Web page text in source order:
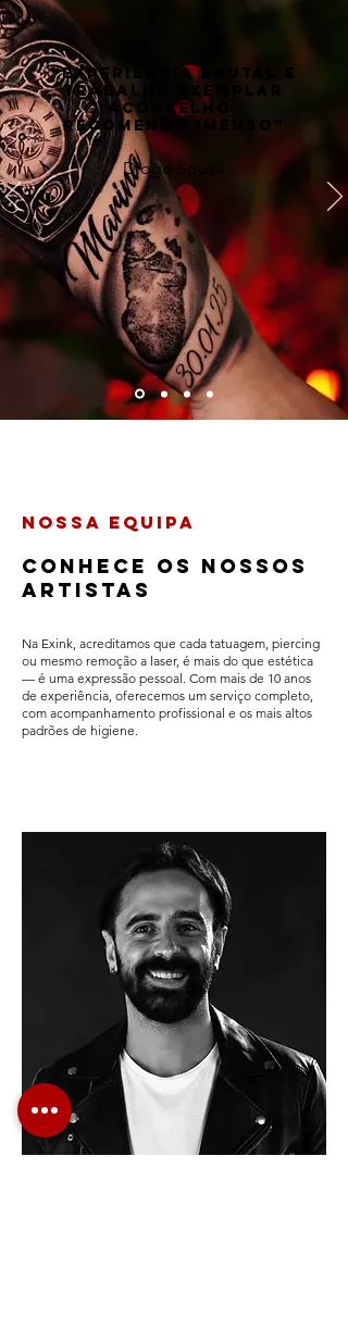
“Experiência brutal e
trabalho exemplar
aconselho.
Recomendo imenso”
Diogo Sousa
Nossa equipA
Conhece os nossos
artistas
Na Exink, acreditamos que cada tatuagem, piercing
ou mesmo remoção a laser, é mais do que estética
— é uma expressão pessoal. Com mais de 10 anos
de experiência, oferecemos um serviço completo,
com acompanhamento profissional e os mais altos
padrões de higiene.